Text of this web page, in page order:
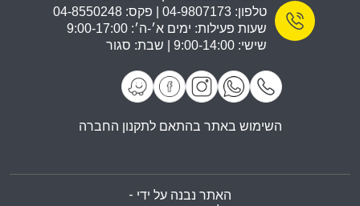
טלפון: 04-9807173 | פקס: 04-8550248
שעות פעילות: ימים א׳-ה׳: 9:00-17:00
שישי: 9:00-14:00 | שבת: סגור
השימוש באתר בהתאם לתקנון החברה
האתר נבנה על ידי -